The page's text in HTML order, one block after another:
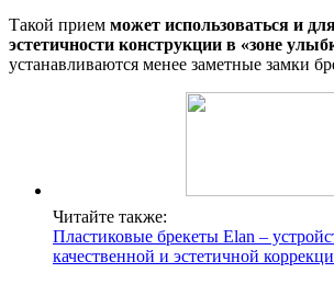
Такой прием может использоваться и
эстетичности конструкции в «зоне
устанавливаются менее заметные замки
Читайте также:
Пластиковые брекеты Elan –
качественной и эстетичной